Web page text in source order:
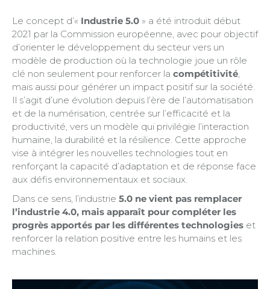
Le concept d’« Industrie 5.0 » a été introduit début
2021 par la Commission européenne, avec pour objectif
d’orienter le développement du secteur vers un
modèle de production où la technologie joue un rôle
clé non seulement pour renforcer la compétitivité,
mais aussi pour générer un impact positif sur la société.
Il s’agit d’une évolution depuis l’ère de l’automatisation
et de la numérisation, centrée sur l’efficacité et la
productivité, vers un modèle qui privilégie l’interaction
humaine, la durabilité et la résilience. Cette approche
vise à intégrer les nouvelles technologies tout en
renforçant la capacité d’adaptation et de réponse face
aux défis environnementaux et sociaux.
Dans ce sens, l’industrie 5.0 ne vient pas remplacer
l’industrie 4.0, mais apparaît pour compléter les
progrès apportés par les différentes technologies et
renforcer la relation positive entre les humains et les
machines.